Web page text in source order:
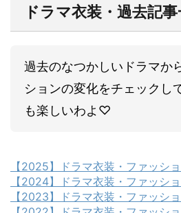
ドラマ衣装・過去記
過去のなつかしいドラマか
ションの変化をチェックし
も楽しいわよ♡
【2025】ドラマ衣装・ファッシ
【2024】ドラマ衣装・ファッシ
【2023】ドラマ衣装・ファッシ